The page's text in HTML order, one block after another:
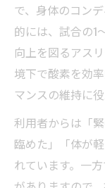
で、身体のコン
的には、試合の1
向上を図るアス
境下で酸素を効
マンスの維持に
利用者からは「
臨めた」「体が
れています。一